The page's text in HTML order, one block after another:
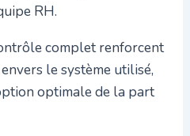
RH.
complet renforcent
le système utilisé,
optimale de la part